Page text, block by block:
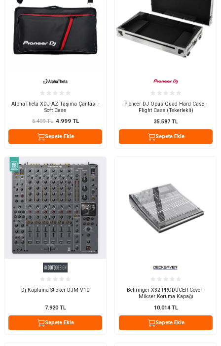
AlphaTheta XDJ-AZ Taşıma Çantası -
Soft Case
5.499TL 4.999TL
Sepete Ekle
Pioneer DJ Opus Quad Hard Case -
Flight Case (Tekerlekli)
35.587TL
Sepete Ekle
Dj Kaplama Sticker DJM-V10
7.920TL
Sepete Ekle
Behringer X32 PRODUCER Cover -
Mikser Koruma Kapağı
10.014TL
Sepete Ekle